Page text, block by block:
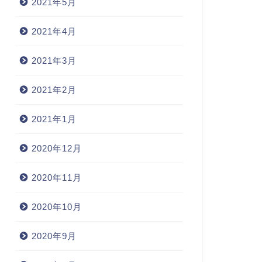
2021年5月
2021年4月
2021年3月
2021年2月
2021年1月
2020年12月
2020年11月
2020年10月
2020年9月